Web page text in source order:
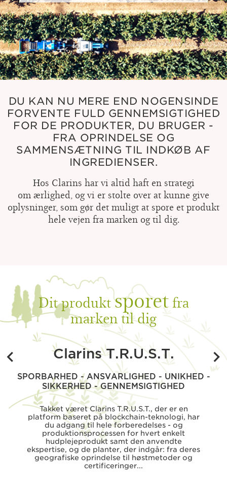
DU KAN NU MERE END NOGENSINDE
FORVENTE FULD GENNEMSIGTIGHED
FOR DE PRODUKTER, DU BRUGER -
FRA OPRINDELSE OG
SAMMENSÆTNING TIL INDKØB AF
INGREDIENSER.
Hos Clarins har vi altid haft en strategi
om ærlighed, og vi er stolte over at kunne give
oplysninger, som gør det muligt at spore et produkt
hele vejen fra marken og til dig.
Dit produktsporetfra
marken til dig
Clarins T.R.U.S.T.
SPORBARHED - ANSVARLIGHED - UNIKHED -
SIKKERHED - GENNEMSIGTIGHED
Takket været Clarins T.R.U.S.T., der er en
platform baseret på blockchain-teknologi, har
du adgang til hele forberedelses - og
produktionsprocessen for hvert enkelt
hudplejeprodukt samt den anvendte
ekspertise, og de planter, der indgår: fra deres
geografiske oprindelse til høstmetoder og
certificeringer...